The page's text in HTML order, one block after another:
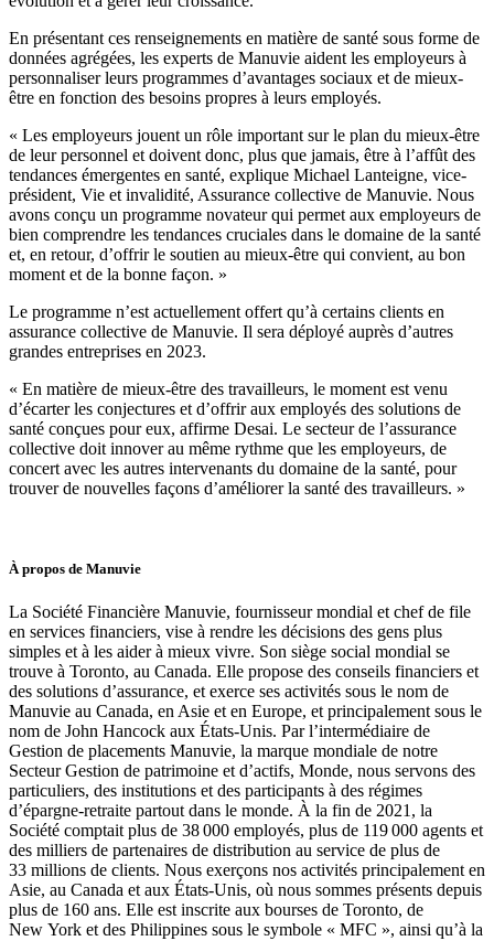
En présentant ces renseignements en matière de santé sous forme de
données agrégées, les experts de Manuvie aident les employeurs à
personnaliser leurs programmes d’avantages sociaux et de mieux-
être en fonction des besoins propres à leurs employés.
« Les employeurs jouent un rôle important sur le plan du mieux-être
de leur personnel et doivent donc, plus que jamais, être à l’affût des
tendances émergentes en santé, explique Michael Lanteigne, vice-
président, Vie et invalidité, Assurance collective de Manuvie. Nous
avons conçu un programme novateur qui permet aux employeurs de
bien comprendre les tendances cruciales dans le domaine de la santé
et, en retour, d’offrir le soutien au mieux-être qui convient, au bon
moment et de la bonne façon. »
Le programme n’est actuellement offert qu’à certains clients en
assurance collective de Manuvie. Il sera déployé auprès d’autres
grandes entreprises en 2023.
« En matière de mieux-être des travailleurs, le moment est venu
d’écarter les conjectures et d’offrir aux employés des solutions de
santé conçues pour eux, affirme Desai. Le secteur de l’assurance
collective doit innover au même rythme que les employeurs, de
concert avec les autres intervenants du domaine de la santé, pour
trouver de nouvelles façons d’améliorer la santé des travailleurs. »
À propos de Manuvie
La Société Financière Manuvie, fournisseur mondial et chef de file
en services financiers, vise à rendre les décisions des gens plus
simples et à les aider à mieux vivre. Son siège social mondial se
trouve à Toronto, au Canada. Elle propose des conseils financiers et
des solutions d’assurance, et exerce ses activités sous le nom de
Manuvie au Canada, en Asie et en Europe, et principalement sous le
nom de John Hancock aux États-Unis. Par l’intermédiaire de
Gestion de placements Manuvie, la marque mondiale de notre
Secteur Gestion de patrimoine et d’actifs, Monde, nous servons des
particuliers, des institutions et des participants à des régimes
d’épargne-retraite partout dans le monde. À la fin de 2021, la
Société comptait plus de 38 000 employés, plus de 119 000 agents et
des milliers de partenaires de distribution au service de plus de
33 millions de clients. Nous exerçons nos activités principalement en
Asie, au Canada et aux États-Unis, où nous sommes présents depuis
plus de 160 ans. Elle est inscrite aux bourses de Toronto, de
New York et des Philippines sous le symbole « MFC », ainsi qu’à la